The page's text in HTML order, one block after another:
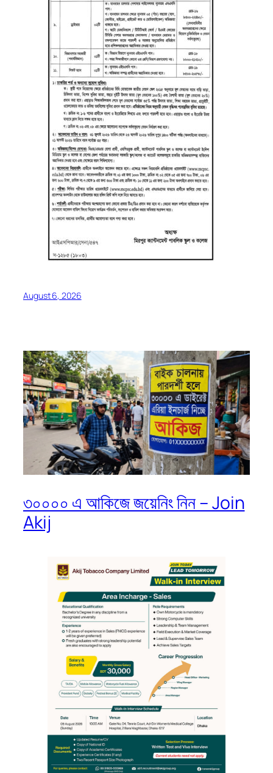
August 6, 2026
৩০০০০ এ আকিজে জয়েনিং নিন – Join
Akij